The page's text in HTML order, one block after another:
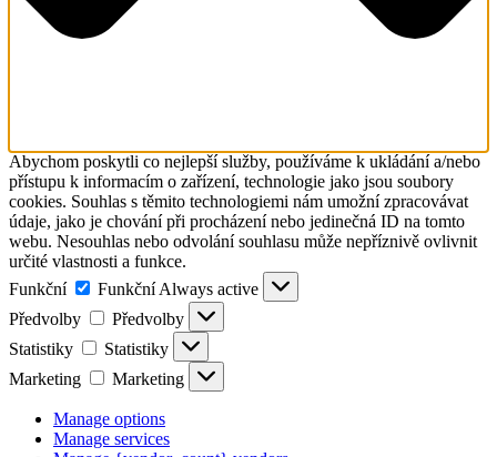
Abychom poskytli co nejlepší služby, používáme k ukládání a/nebo
přístupu k informacím o zařízení, technologie jako jsou soubory
cookies. Souhlas s těmito technologiemi nám umožní zpracovávat
údaje, jako je chování při procházení nebo jedinečná ID na tomto
webu. Nesouhlas nebo odvolání souhlasu může nepříznivě ovlivnit
určité vlastnosti a funkce.
Funkční
Funkční Always active
Předvolby
Předvolby
Statistiky
Statistiky
Marketing
Marketing
Manage options
Manage services